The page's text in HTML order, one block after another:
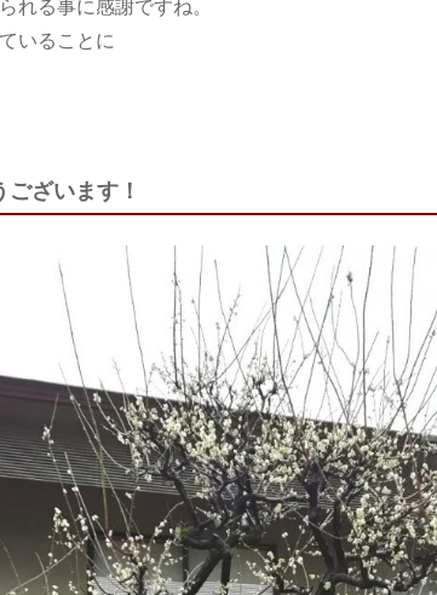
れる事に感謝ですね。
いることに
ございます！